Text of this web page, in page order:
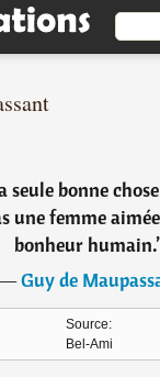
bonne
une femme
bonheur humain.
Guy de
Source:
Bel-Ami